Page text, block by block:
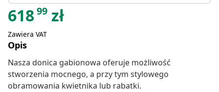
61899 zł
Zawiera VAT
Opis
Nasza donica gabionowa oferuje możliwość
stworzenia mocnego, a przy tym stylowego
obramowania kwietnika lub rabatki.